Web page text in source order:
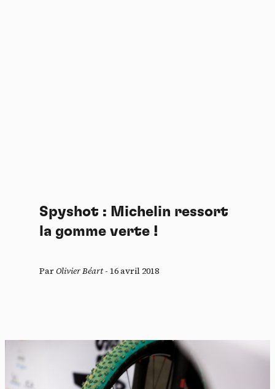
Spyshot : Michelin ressort
la gomme verte !
ParOlivier Béart- 16 avril 2018